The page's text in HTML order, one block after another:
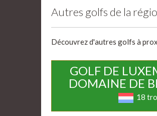
Autres golfs de la
Découvrez d'autres golfs à
GOLF DE
DOMAINE DE
18